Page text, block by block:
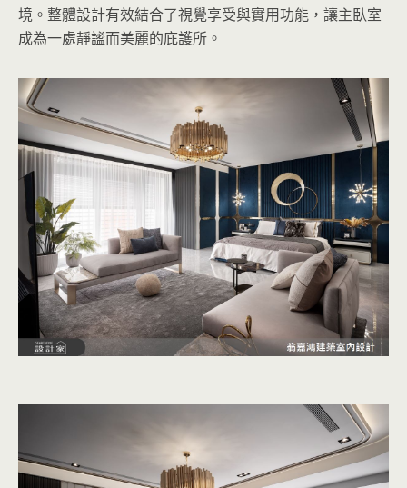
境。整體設計有效結合了視覺享受與實用功能，讓主臥室
成為一處靜謐而美麗的庇護所。